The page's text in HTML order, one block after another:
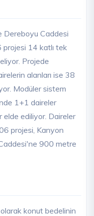
Dereboyu Caddesi
14 katlı tek
Projede
alanları ise 38
Modüler sistem
1+1 daireler
ediliyor. Daireler
projesi, Kanyon
900 metre
konut bedelinin